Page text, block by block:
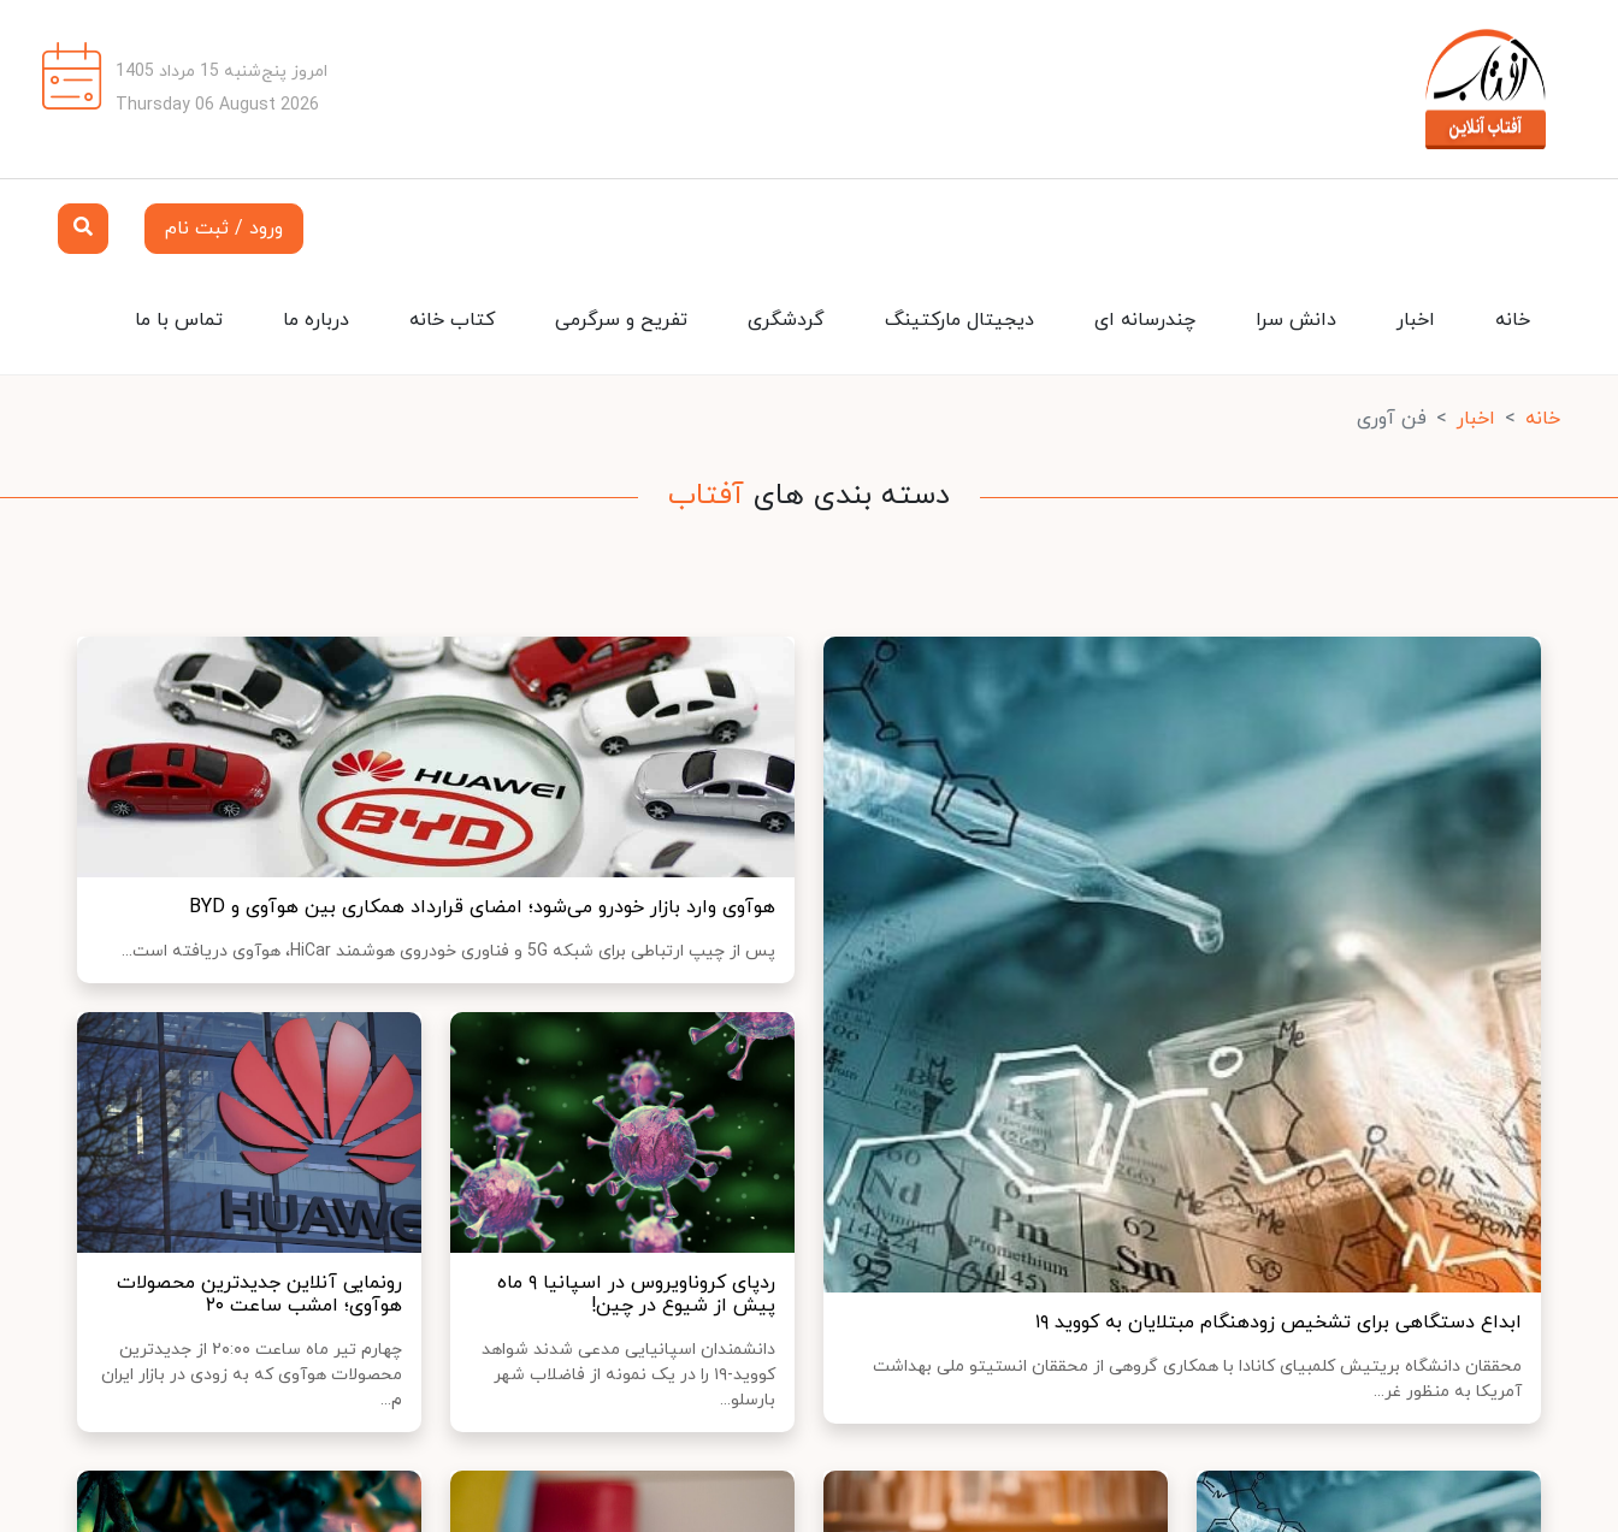
امروز پنج‌شنبه 15 مرداد 1405
Thursday 06 August 2026
ورود / ثبت نام
تماس با ما درباره ما کتاب خانه تفریح و سرگرمی گردشگری دیجیتال مارکتینگ چندرسانه ای دانش سرا اخبار خانه
خانه اخبار فن آوری
دسته بندی های آفتاب
ابداع دستگاهی برای تشخیص زودهنگام مبتلایان به کووید ۱۹
محققان دانشگاه بریتیش کلمبیای کانادا با همکاری گروهی از محققان انستیتو ملی بهداشت
آمریکا به منظور غر...
هوآوی وارد بازار خودرو می‌شود؛ امضای قرارداد همکاری بین هوآوی و BYD
پس از چیپ ارتباطی برای شبکه‌ 5G و فناوری خودروی هوشمند HiCar، هوآوی دریافته است...
ردپای کروناویروس در اسپانیا ۹ ماه
پیش از شیوع در چین!
دانشمندان اسپانیایی مدعی شدند شواهد
کووید-۱۹ را در یک نمونه از فاضلاب شهر
بارسلو...
رونمایی آنلاین جدیدترین محصولات
هوآوی؛ امشب ساعت ۲۰
چهارم تیر ماه ساعت ۲۰:۰۰ از جدیدترین
محصولات هوآوی که به ‌زودی در بازار ایران
م...